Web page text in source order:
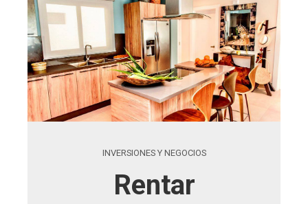
INVERSIONES Y NEGOCIOS
Rentar